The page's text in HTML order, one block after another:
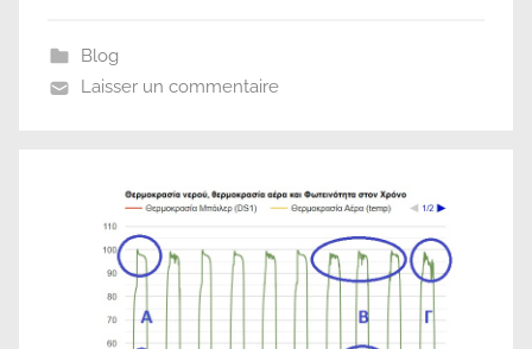
Blog
Laisser un commentaire